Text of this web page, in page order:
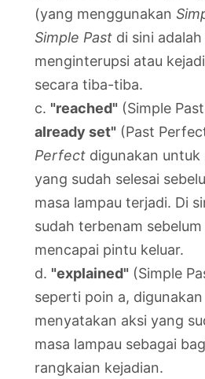
(yang menggunakan
Simple Past di sini
menginterupsi atau
secara tiba-tiba.
c. "reached" (Simple
already set" (Past
Perfect digunakan untuk
yang sudah selesai
masa lampau terjadi. Di
sudah terbenam
mencapai pintu keluar.
d. "explained" (Simple
seperti poin a,
menyatakan aksi yang
masa lampau sebagai
rangkaian kejadian.